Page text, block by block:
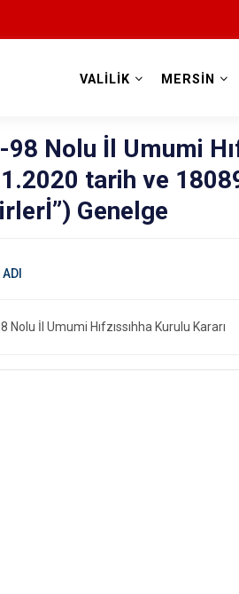
VALİLİK MERSİN
Nolu İl Umumi
tarih ve
Genelge
Nolu İl Umumi Hıfzıssıhha Kurulu Kararı